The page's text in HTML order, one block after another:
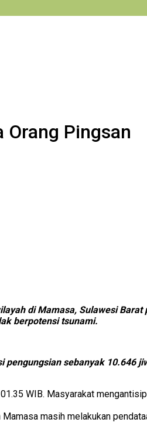
Orang Pingsan
di Mamasa, Sulawesi
berpotensi tsunami.
sebanyak 10.646
WIB. Masyarakat
masih melakukan